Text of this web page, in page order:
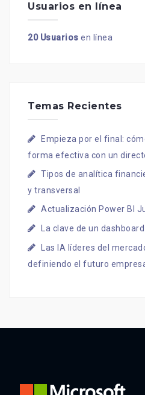
Usuarios en línea
20 Usuarios en línea
Temas Recientes
Empieza por el final:
forma efectiva con un
Tipos de analítica
y transversal
Actualización Power BI
La clave de un
Las IA líderes del
definiendo el futuro